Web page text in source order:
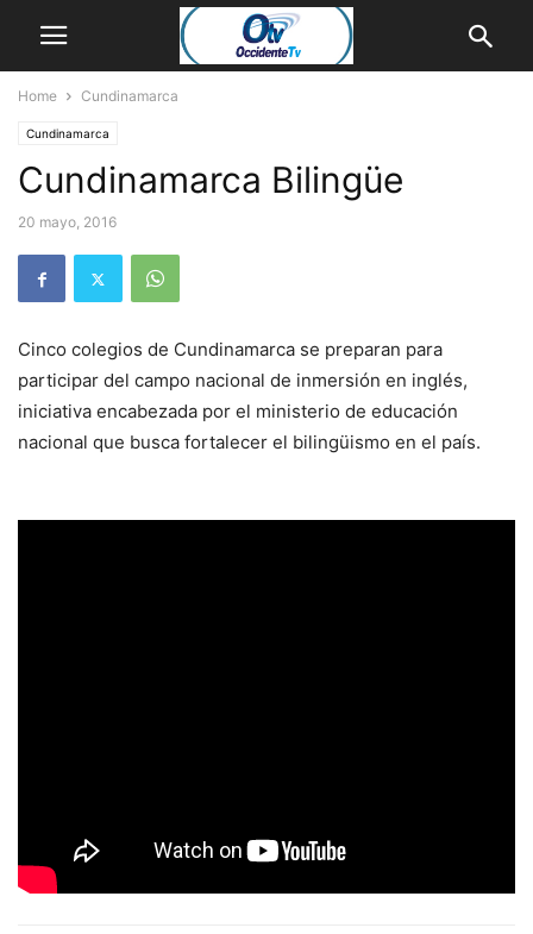
Home Cundinamarca
Cundinamarca
Cundinamarca Bilingüe
20 mayo, 2016
Cinco colegios de Cundinamarca se preparan para
participar del campo nacional de inmersión en inglés,
iniciativa encabezada por el ministerio de educación
nacional que busca fortalecer el bilingüismo en el país.